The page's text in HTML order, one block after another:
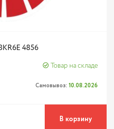
4856
Товар на складе
Самовывоз: 10.08.2026
В корзину